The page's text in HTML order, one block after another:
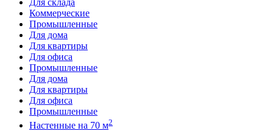
Для склада
Коммерческие
Промышленные
Для дома
Для квартиры
Для офиса
Промышленные
Для дома
Для квартиры
Для офиса
Промышленные
Настенные на 70 м2